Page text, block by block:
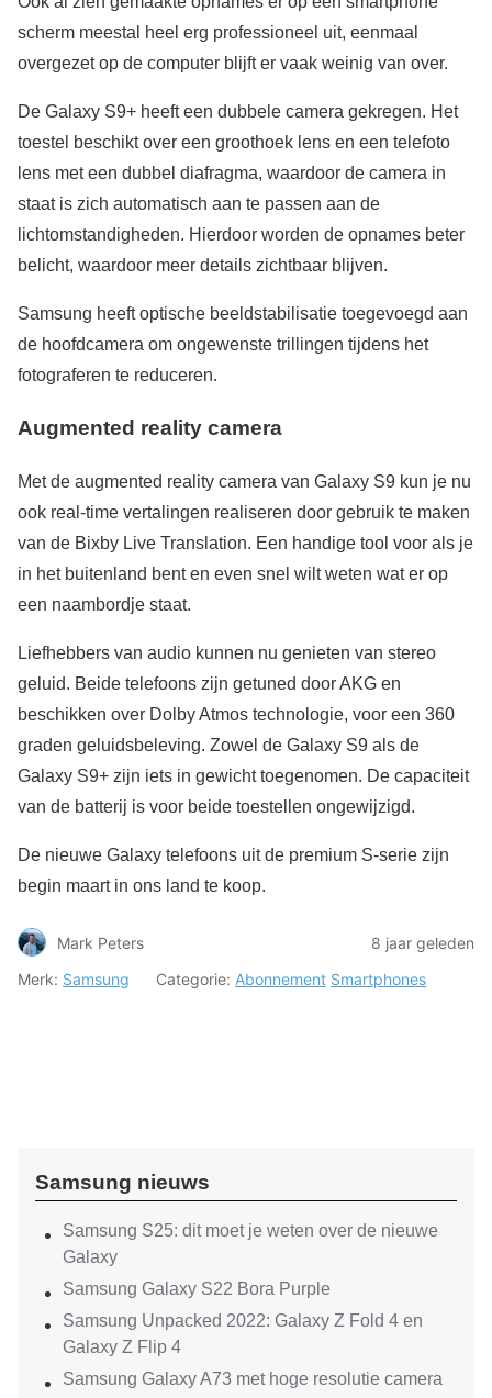
scherm meestal heel erg professioneel uit, eenmaal
overgezet op de computer blijft er vaak weinig van over.
De Galaxy S9+ heeft een dubbele camera gekregen. Het
toestel beschikt over een groothoek lens en een telefoto
lens met een dubbel diafragma, waardoor de camera in
staat is zich automatisch aan te passen aan de
lichtomstandigheden. Hierdoor worden de opnames beter
belicht, waardoor meer details zichtbaar blijven.
Samsung heeft optische beeldstabilisatie toegevoegd aan
de hoofdcamera om ongewenste trillingen tijdens het
fotograferen te reduceren.
Augmented reality camera
Met de augmented reality camera van Galaxy S9 kun je nu
ook real-time vertalingen realiseren door gebruik te maken
van de Bixby Live Translation. Een handige tool voor als je
in het buitenland bent en even snel wilt weten wat er op
een naambordje staat.
Liefhebbers van audio kunnen nu genieten van stereo
geluid. Beide telefoons zijn getuned door AKG en
beschikken over Dolby Atmos technologie, voor een 360
graden geluidsbeleving. Zowel de Galaxy S9 als de
Galaxy S9+ zijn iets in gewicht toegenomen. De capaciteit
van de batterij is voor beide toestellen ongewijzigd.
De nieuwe Galaxy telefoons uit de premium S-serie zijn
begin maart in ons land te koop.
Mark Peters
8 jaar geleden
Merk: Samsung Categorie: Abonnement Smartphones
Samsung nieuws
Samsung S25: dit moet je weten over de nieuwe
Galaxy
Samsung Galaxy S22 Bora Purple
Samsung Unpacked 2022: Galaxy Z Fold 4 en
Galaxy Z Flip 4
Samsung Galaxy A73 met hoge resolutie camera